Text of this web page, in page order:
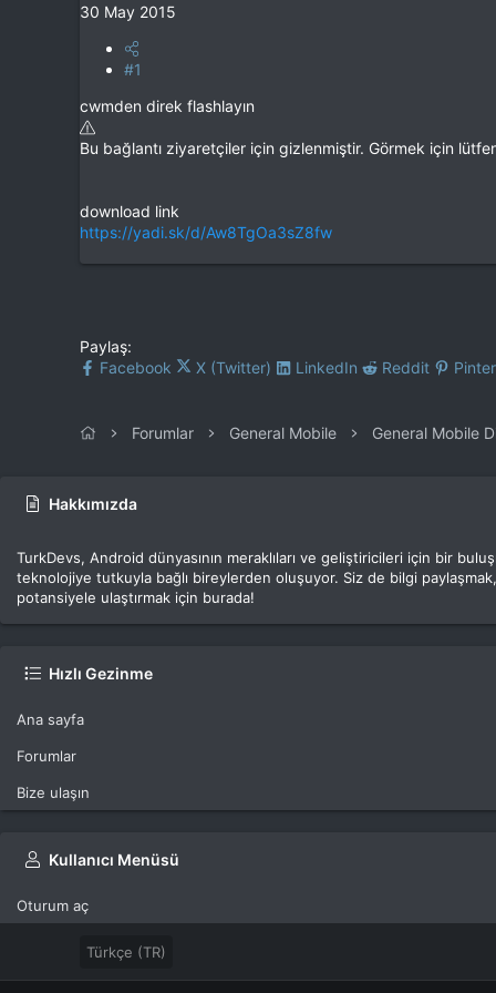
30 May 2015
#1
cwmden direk flashlayın
Bu bağlantı ziyaretçiler için gizlenmiştir. Görmek için
download link
https://yadi.sk/d/Aw8TgOa3sZ8fw
Paylaş:
Facebook
X (Twitter) LinkedIn Reddit
Forumlar General Mobile General Mobile
Hakkımızda
TurkDevs, Android dünyasının meraklıları ve geliştiricileri için bir
teknolojiye tutkuyla bağlı bireylerden oluşuyor. Siz de bilgi
potansiyele ulaştırmak için burada!
Hızlı Gezinme
Ana sayfa
Forumlar
Bize ulaşın
Kullanıcı Menüsü
Oturum aç
Türkçe (TR)